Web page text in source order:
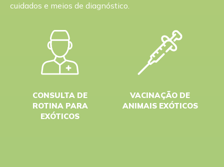
cuidados e meios de diagnóstico.
CONSULTA DE
ROTINA PARA
EXÓTICOS
VACINAÇÃO DE
ANIMAIS EXÓTICOS